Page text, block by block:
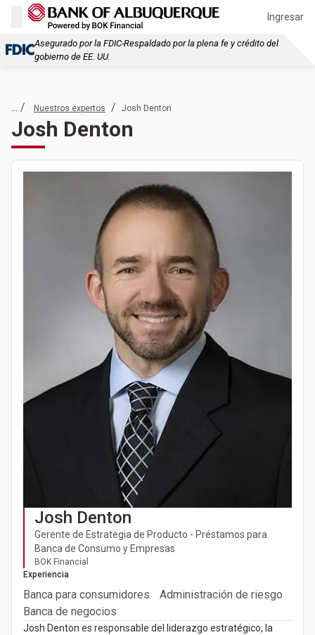
Ingresar
Asegurado por la FDIC-Respaldado por la plena fe y crédito del
gobierno de EE. UU.
... / Nuestros expertos / Josh Denton
Josh Denton
Josh Denton
Gerente de Estrategia de Producto - Préstamos para
Banca de Consumo y Empresas
BOK Financial
Experiencia
Banca para consumidores
Administración de riesgo
Banca de negocios
Josh Denton es responsable del liderazgo estratégico, la